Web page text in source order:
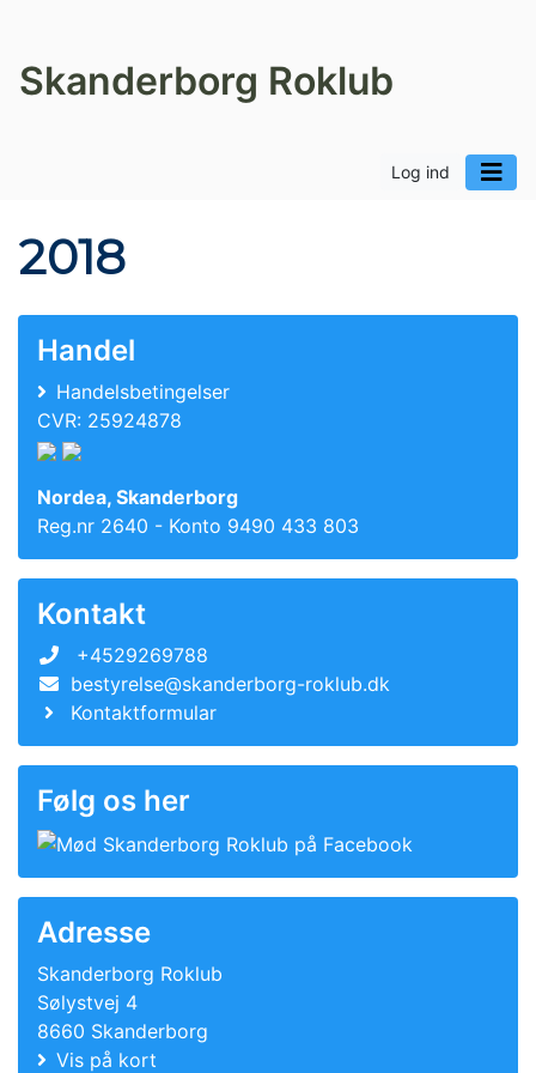
Skanderborg Roklub
Log ind
2018
Handel
Handelsbetingelser
CVR: 25924878
Nordea, Skanderborg
Reg.nr 2640 - Konto 9490 433 803
Kontakt
+4529269788
bestyrelse@skanderborg-roklub.dk
Kontaktformular
Følg os her
Adresse
Skanderborg Roklub
Sølystvej 4
8660 Skanderborg
Vis på kort